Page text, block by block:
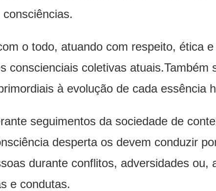
consciências.
o todo, atuando com respeito, ética
conscienciais coletivas atuais.Também
à evolução de cada essência
seguimentos da sociedade de
desperta os devem conduzir
durante conflitos, adversidades ou,
e condutas.